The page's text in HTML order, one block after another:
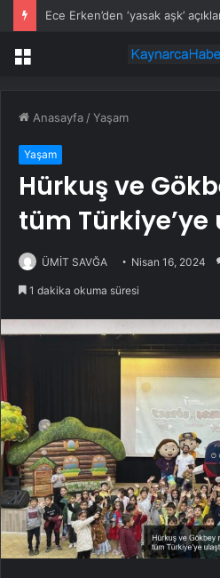
Menü
Anasayfa /Yaşam
Yaşam
Hürkuş ve
tüm Türkiye’ye
ÜMİT SAVĞA Nisan 16, 2024
1 dakika okuma süresi